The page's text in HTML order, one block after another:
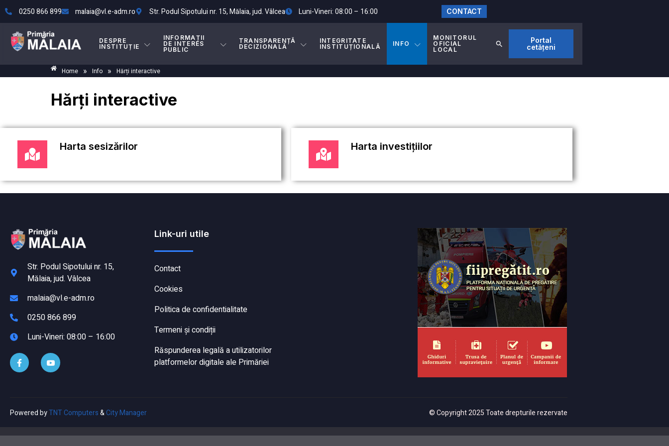
0250 866 899 malaia@vl.e-adm.ro Str. Podul Sipotului nr. 15, Mălaia, jud. Vâlcea Luni-Vineri: 08:00 – 16:00 CONTACT
DESPRE
INSTITUȚIE
INFORMAȚII
DE INTERES
PUBLIC
TRANSPARENȚĂ
DECIZIONALĂ
INTEGRITATE
INSTITUȚIONALĂ
INFO
MONITORUL
OFICIAL
LOCAL
Portal
cetățeni
Home » Info » Hărți interactive
Hărți interactive
Harta sesizărilor Harta investițiilor
Str. Podul Sipotului nr. 15,
Mălaia, jud. Vâlcea
malaia@vl.e-adm.ro
0250 866 899
Luni-Vineri: 08:00 – 16:00
Link-uri utile
Contact
Cookies
Politica de confidentialitate
Termeni și condiții
Răspunderea legală a utilizatorilor
platformelor digitale ale Primăriei
Powered byTNT Computers&City Manager © Copyright 2025 Toate drepturile rezervate